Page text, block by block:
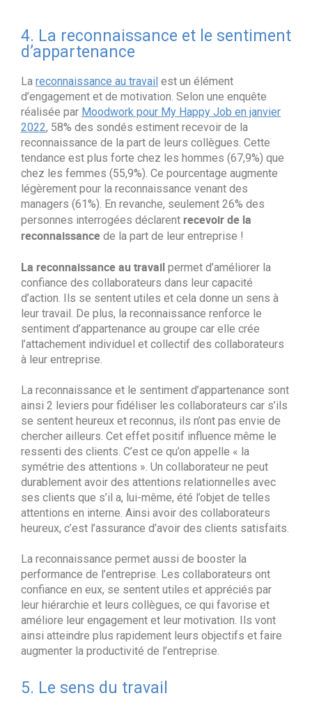
4. La reconnaissance et le sentiment
d’appartenance
La reconnaissance au travail est un élément
d’engagement et de motivation. Selon une enquête
réalisée par Moodwork pour My Happy Job en janvier
2022, 58% des sondés estiment recevoir de la
reconnaissance de la part de leurs collègues. Cette
tendance est plus forte chez les hommes (67,9%) que
chez les femmes (55,9%). Ce pourcentage augmente
légèrement pour la reconnaissance venant des
managers (61%). En revanche, seulement 26% des
personnes interrogées déclarent recevoir de la
reconnaissance de la part de leur entreprise !
La reconnaissance au travail permet d’améliorer la
confiance des collaborateurs dans leur capacité
d’action. Ils se sentent utiles et cela donne un sens à
leur travail. De plus, la reconnaissance renforce le
sentiment d’appartenance au groupe car elle crée
l’attachement individuel et collectif des collaborateurs
à leur entreprise.
La reconnaissance et le sentiment d’appartenance sont
ainsi 2 leviers pour fidéliser les collaborateurs car s’ils
se sentent heureux et reconnus, ils n’ont pas envie de
chercher ailleurs. Cet effet positif influence même le
ressenti des clients. C’est ce qu’on appelle « la
symétrie des attentions ». Un collaborateur ne peut
durablement avoir des attentions relationnelles avec
ses clients que s’il a, lui-même, été l’objet de telles
attentions en interne. Ainsi avoir des collaborateurs
heureux, c’est l’assurance d’avoir des clients satisfaits.
La reconnaissance permet aussi de booster la
performance de l’entreprise. Les collaborateurs ont
confiance en eux, se sentent utiles et appréciés par
leur hiérarchie et leurs collègues, ce qui favorise et
améliore leur engagement et leur motivation. Ils vont
ainsi atteindre plus rapidement leurs objectifs et faire
augmenter la productivité de l’entreprise.
5. Le sens du travail